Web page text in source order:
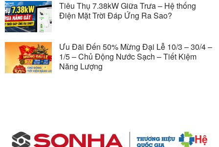
Tiêu Thụ 7.38kW Giữa Trưa – Hệ thống
Điện Mặt Trời Đáp Ứng Ra Sao?
Ưu Đãi Đến 50% Mừng Đại Lễ 10/3 – 30/4 –
1/5 – Chủ Động Nước Sạch – Tiết Kiệm
Năng Lượng
Hệ